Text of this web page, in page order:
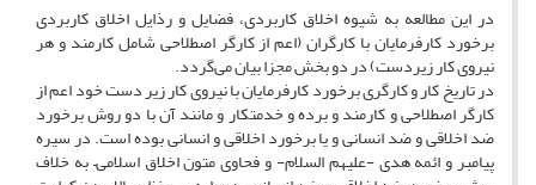
در این مطالعه به شیوه اخلاق کاربردی، فضایل و رذایل اخلاق کاربردی
برخورد کارفرمایان با کارگران (اعم از کارگر اصطلاحی شامل کارمند و هر
نیروی کار زیردست) در دو بخش مجزا بیان می‌گردد.
در تاریخ کار و کارگری برخورد کارفرمایان با نیروی کار زیر دست خود اعم از
کارگر اصطلاحی و کارمند و برده و خدمتکار و مانند آن با دو روش برخورد
ضد اخلاقی و ضد انسانی و یا برخورد اخلاقی و انسانی بوده است. در سیره
پیامبر و ائمه هدی -علیهم السلام- و فحاوی متون اخلاق اسلامی‌– به خلاف